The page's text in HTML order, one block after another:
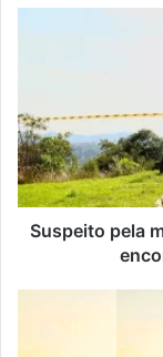
namorada
e
filho
em
Itaara
Suspeito pela